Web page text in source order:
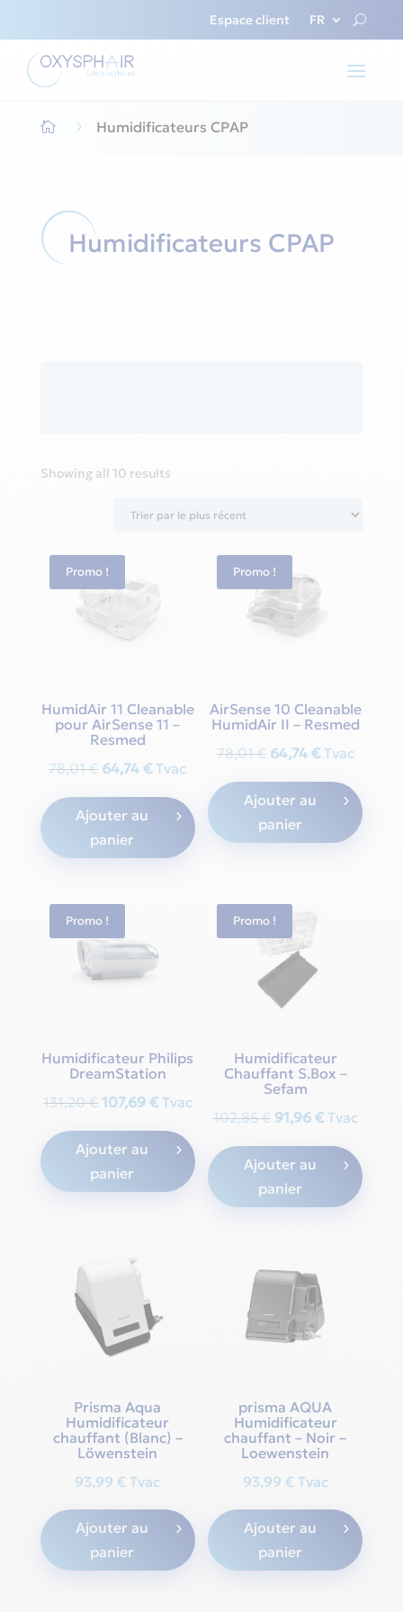
Espace client FR
 5 Humidificateurs CPAP
Humidificateurs CPAP
Showing all 10 resultsSorted
latest
Promo !
HumidAir 11 Cleanable
pour AirSense 11 –
Resmed
78,01€ Original
price
was:
78,01 €.
64,74€Current
price
64,74 €.
Tvac
Ajouter au
panier
Promo !
AirSense 10 Cleanable
HumidAir II – Resmed
78,01€ Original
price
was:
78,01 €.
64,74 €Current
price
64,74 €.
Tvac
Ajouter au
panier
Promo !
Humidificateur Philips
DreamStation
131,20€ Original
price
was:
131,20 €.
107,69 €Current
price
107,69 €.
Tvac
Ajouter au
panier
Promo !
Humidificateur
Chauffant S.Box –
Sefam
102,85€ Original
price
was:
102,85 €.
91,96 €Current
price
91,96 €.
Tvac
Ajouter au
panier
Prisma Aqua
Humidificateur
chauffant (Blanc) –
Löwenstein
93,99€ Tvac
Ajouter au
panier
prisma AQUA
Humidificateur
chauffant – Noir –
Loewenstein
93,99 € Tvac
Ajouter au
panier